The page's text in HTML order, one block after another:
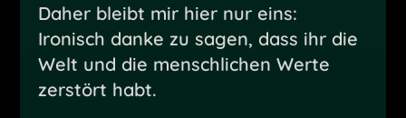
Daher bleibt mir hier nur eins:
Ironisch danke zu sagen, dass ihr die
Welt und die menschlichen Werte
zerstört habt.